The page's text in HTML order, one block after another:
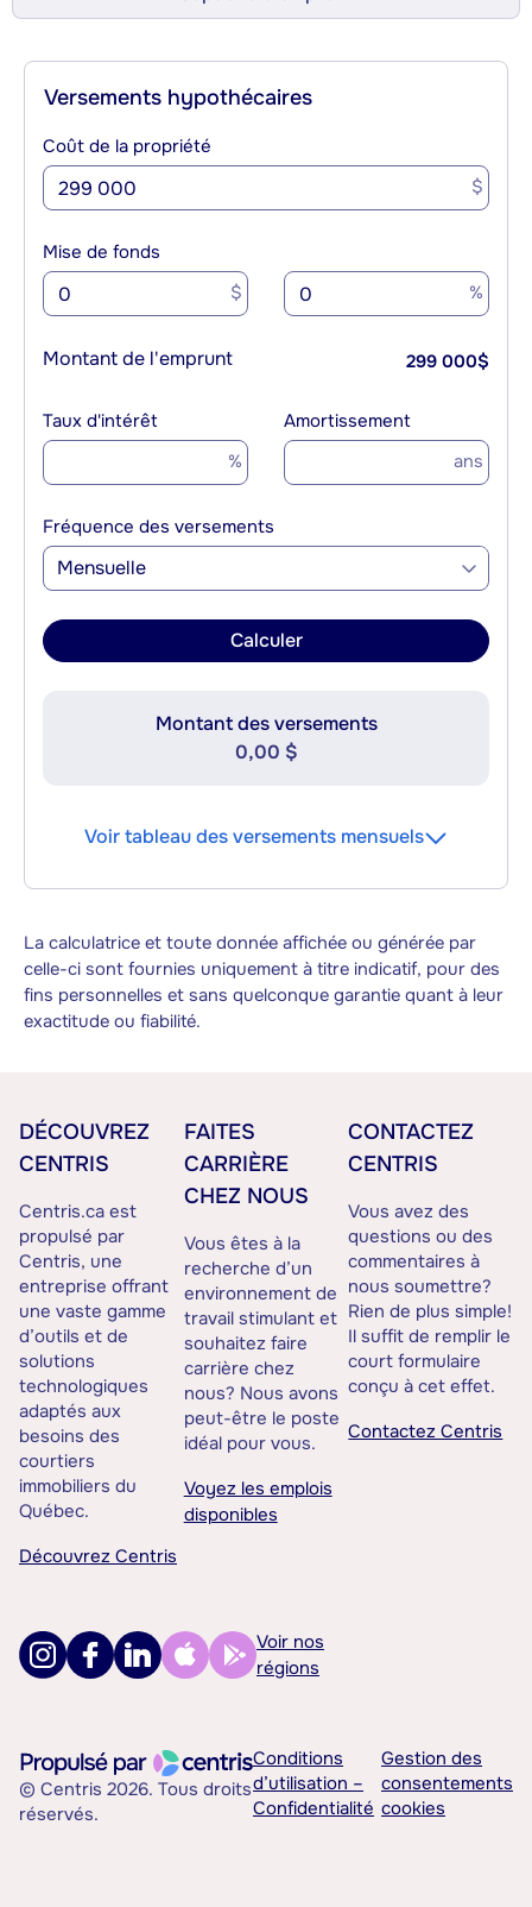
Versements hypothécaires
Coût de la propriété
$
Mise de fonds
$ %
Montant de l'emprunt 299 000$
Taux d'intérêt
%
Amortissement
ans
Fréquence des versements
Mensuelle
Calculer
Montant des versements
0,00 $
Voir tableau des versements mensuels
La calculatrice et toute donnée affichée ou générée par
celle-ci sont fournies uniquement à titre indicatif, pour des
fins personnelles et sans quelconque garantie quant à leur
exactitude ou fiabilité.
DÉCOUVREZ
CENTRIS
Centris.ca est
propulsé par
Centris, une
entreprise offrant
une vaste gamme
d’outils et de
solutions
technologiques
adaptés aux
besoins des
courtiers
immobiliers du
Québec.
Découvrez Centris
FAITES
CARRIÈRE
CHEZ NOUS
Vous êtes à la
recherche d’un
environnement de
travail stimulant et
souhaitez faire
carrière chez
nous? Nous avons
peut-être le poste
idéal pour vous.
Voyez les emplois
disponibles
CONTACTEZ
CENTRIS
Vous avez des
questions ou des
commentaires à
nous soumettre?
Rien de plus simple!
Il suffit de remplir le
court formulaire
conçu à cet effet.
Contactez Centris
Voir nos
régions
© Centris 2026. Tous droits
réservés.
Conditions
d’utilisation –
Confidentialité
Gestion des
consentements
cookies